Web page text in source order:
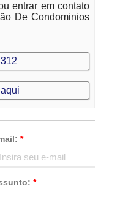
entrar em contato
De Condominios
*
*